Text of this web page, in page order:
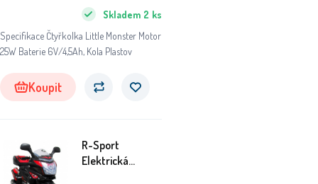
Specifikace Čtyřkolka Little Monster Motor
25W Baterie 6V/4,5Ah, Kola Plastov
Skladem 2 ks
Koupit
R-Sport
Elektrická